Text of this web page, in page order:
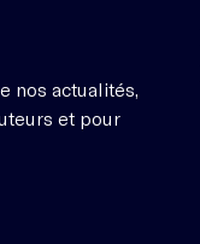
nos actualités,
et pour